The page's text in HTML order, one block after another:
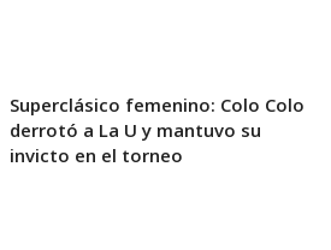
Superclásico femenino: Colo Colo
derrotó a La U y mantuvo su
invicto en el torneo